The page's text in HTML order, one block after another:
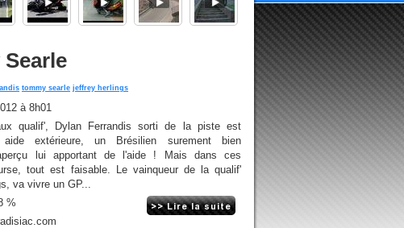
tommy searle jeffrey herlings
à 8h01
qualif', Dylan Ferrandis sorti de la piste est
extérieure, un Brésilien surement bien
lui apportant de l'aide ! Mais dans ces
tout est faisable. Le vainqueur de la qualif'
va vivre un GP...
%